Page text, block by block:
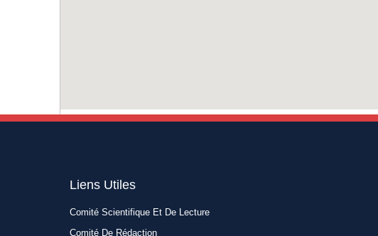
Liens Utiles​
Comité Scientifique Et De Lecture
Comité De Rédaction